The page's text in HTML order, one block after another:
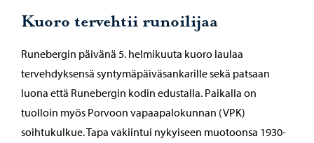
Kuoro tervehtii runoilijaa
Runebergin päivänä 5. helmikuuta kuoro laulaa
tervehdyksensä syntymäpäiväsankarille sekä patsaan
luona että Runebergin kodin edustalla. Paikalla on
tuolloin myös Porvoon vapaapalokunnan (VPK)
soihtukulkue. Tapa vakiintui nykyiseen muotoonsa 1930-